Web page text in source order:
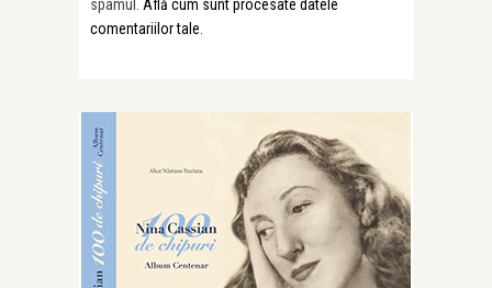
spamul. Află cum sunt procesate datele
comentariilor tale